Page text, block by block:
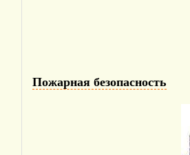
Пожарная безопасность